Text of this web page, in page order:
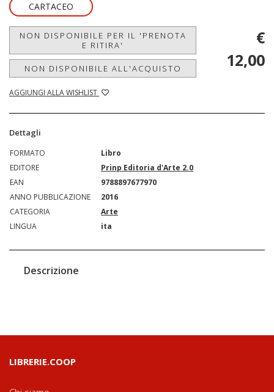
CARTACEO
NON DISPONIBILE PER IL 'PRENOTA
E RITIRA'
NON DISPONIBILE ALL'ACQUISTO
AGGIUNGI ALLA WISHLIST
€
12,00
Dettagli
FORMATO
Libro
EDITORE
Prinp Editoria d'Arte 2.0
EAN
9788897677970
ANNO PUBBLICAZIONE
2016
CATEGORIA
Arte
LINGUA
ita
Descrizione
LIBRERIE.COOP